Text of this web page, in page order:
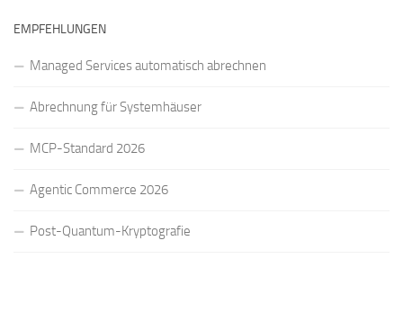
EMPFEHLUNGEN
Managed Services automatisch abrechnen
Abrechnung für Systemhäuser
MCP-Standard 2026
Agentic Commerce 2026
Post-Quantum-Kryptografie